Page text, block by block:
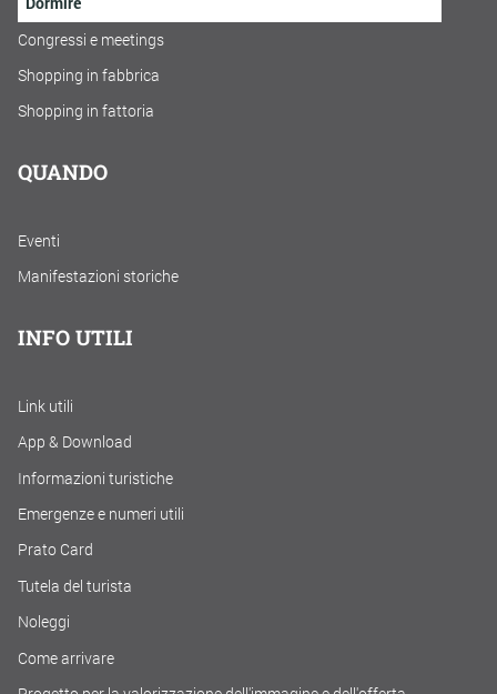
Congressi e meetings
Shopping in fabbrica
Shopping in fattoria
QUANDO
Eventi
Manifestazioni storiche
INFO UTILI
Link utili
App & Download
Informazioni turistiche
Emergenze e numeri utili
Prato Card
Tutela del turista
Noleggi
Come arrivare